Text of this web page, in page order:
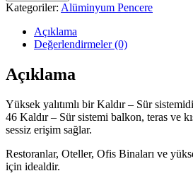
Kategoriler: Alüminyum Pencere
Açıklama
Değerlendirmeler (0)
Açıklama
Yüksek yalıtımlı bir Kaldır – Sür
46 Kaldır – Sür sistemi balkon, teras ve
sessiz erişim sağlar.
Restoranlar, Oteller, Ofis Binaları ve
için idealdir.